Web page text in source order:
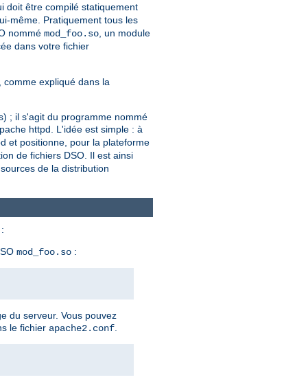
doit être compilé statiquement
même. Pratiquement tous les
nommé mod_foo.so , un module
dans votre fichier
, comme expliqué dans la
; il s'agit du programme nommé
httpd. L'idée est simple : à
et positionne, pour la plateforme
de fichiers DSO. Il est ainsi
de la distribution
mod_foo.so :
du serveur. Vous pouvez
le fichier apache2.conf